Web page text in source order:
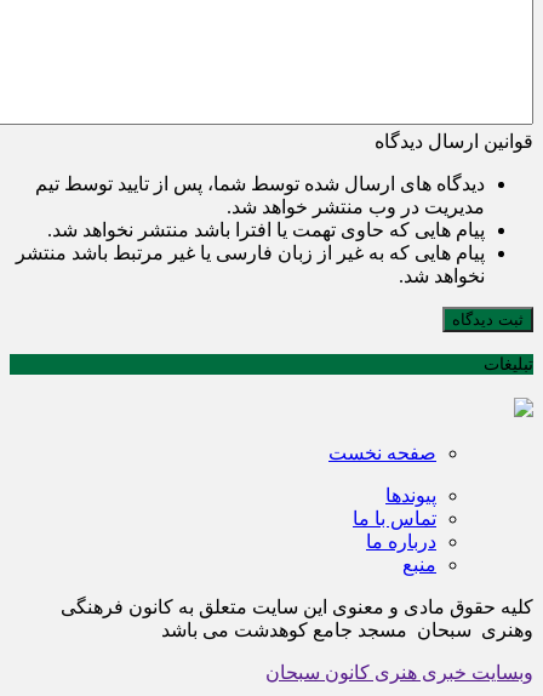
قوانین ارسال دیدگاه
دیدگاه های ارسال شده توسط شما، پس از تایید توسط تیم
مدیریت در وب منتشر خواهد شد.
پیام هایی که حاوی تهمت یا افترا باشد منتشر نخواهد شد.
پیام هایی که به غیر از زبان فارسی یا غیر مرتبط باشد منتشر
نخواهد شد.
ثبت دیدگاه
تبلیغات
صفحه نخست
پیوندها
تماس با ما
درباره ما
منبع
کلیه حقوق مادی و معنوی این سایت متعلق به کانون فرهنگی
وهنری سبحان مسجد جامع کوهدشت می باشد
وبسایت خبری هنری کانون سبحان